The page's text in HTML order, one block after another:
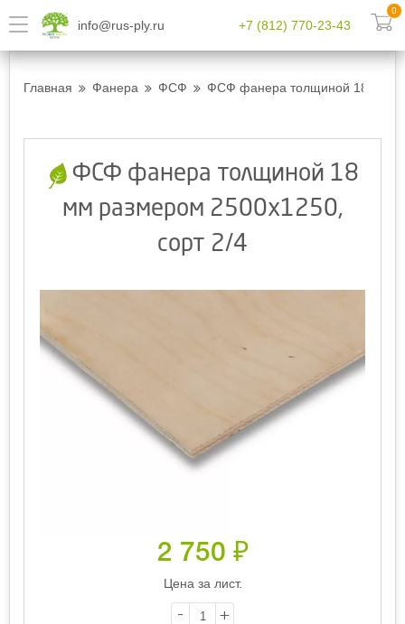
info@rus-ply.ru +7 (812) 770-23-43
0
Главная Фанера ФСФ ФСФ фанера толщиной 18 мм
ФСФ фанера толщиной 18
мм размером 2500х1250,
сорт 2/4
2 750 ₽
Цена за лист.
- +